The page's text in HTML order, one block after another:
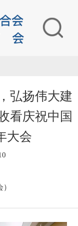
弘扬伟大建
看庆祝中国
大会